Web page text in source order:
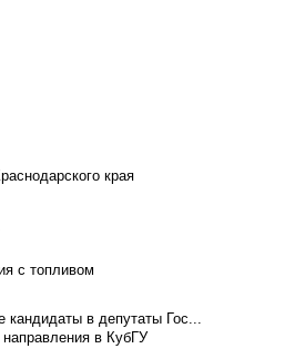
края
с топливом
в депутаты Гос...
в КубГУ